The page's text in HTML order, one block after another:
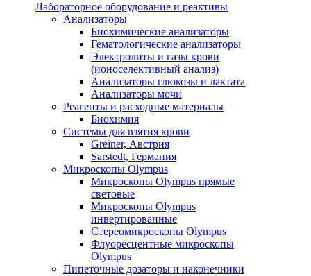
Лабораторное оборудование и реактивы
Анализаторы
Биохимические анализаторы
Гематологические анализаторы
Электролиты и газы крови
(ионоселективный анализ)
Анализаторы глюкозы и лактата
Анализаторы мочи
Реагенты и расходные материалы
Биохимия
Системы для взятия крови
Greiner, Австрия
Sarstedt, Германия
Микроскопы Olympus
Микроскопы Olympus прямые
световые
Микроскопы Olympus
инвертированные
Стереомикроскопы Olympus
Флуоресцентные микроскопы
Olympus
Пипеточные дозаторы и наконечники